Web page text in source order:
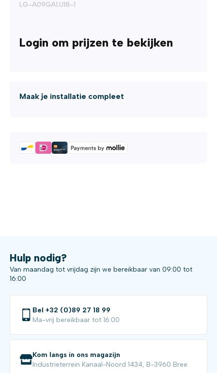
LG-A09GA1.U18-1
Login om prijzen te bekijken
Maak je installatie compleet
Hulp nodig?
Van maandag tot vrijdag zijn we bereikbaar van 09:00 tot
16:00
Bel +32 (0)89 27 18 99
Ma-vrij bereikbaar tot 16:00
Kom langs in ons magazijn
Industrieterrein Kanaal-Noord 1434, B-3960 Bree